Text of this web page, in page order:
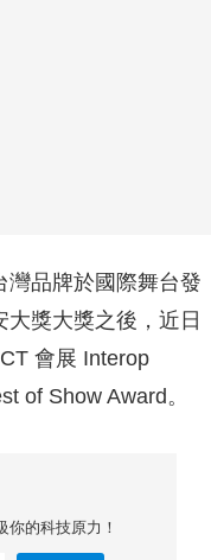
灣品牌於國際舞台發
獎大獎之後，近日
會展 Interop
of Show Award。
你的科技原力！